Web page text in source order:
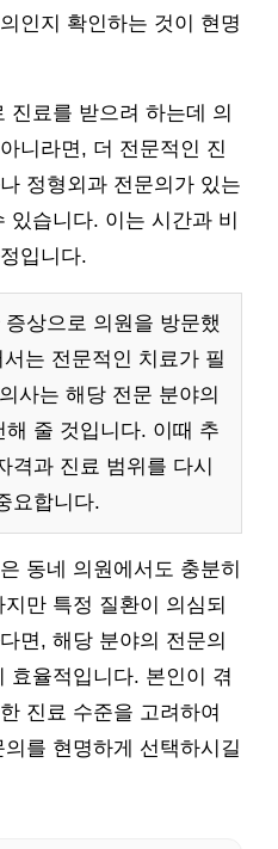
인지 확인하는 것이 현명
진료를 받으려 하는데 의
니라면, 더 전문적인 진
정형외과 전문의가 있는
있습니다. 이는 시간과 비
입니다.
증상으로 의원을 방문했
는 전문적인 치료가 필
사는 해당 전문 분야의
줄 것입니다. 이때 추
격과 진료 범위를 다시
요합니다.
동네 의원에서도 충분히
만 특정 질환이 의심되
면, 해당 분야의 전문의
효율적입니다. 본인이 겪
진료 수준을 고려하여
를 현명하게 선택하시길